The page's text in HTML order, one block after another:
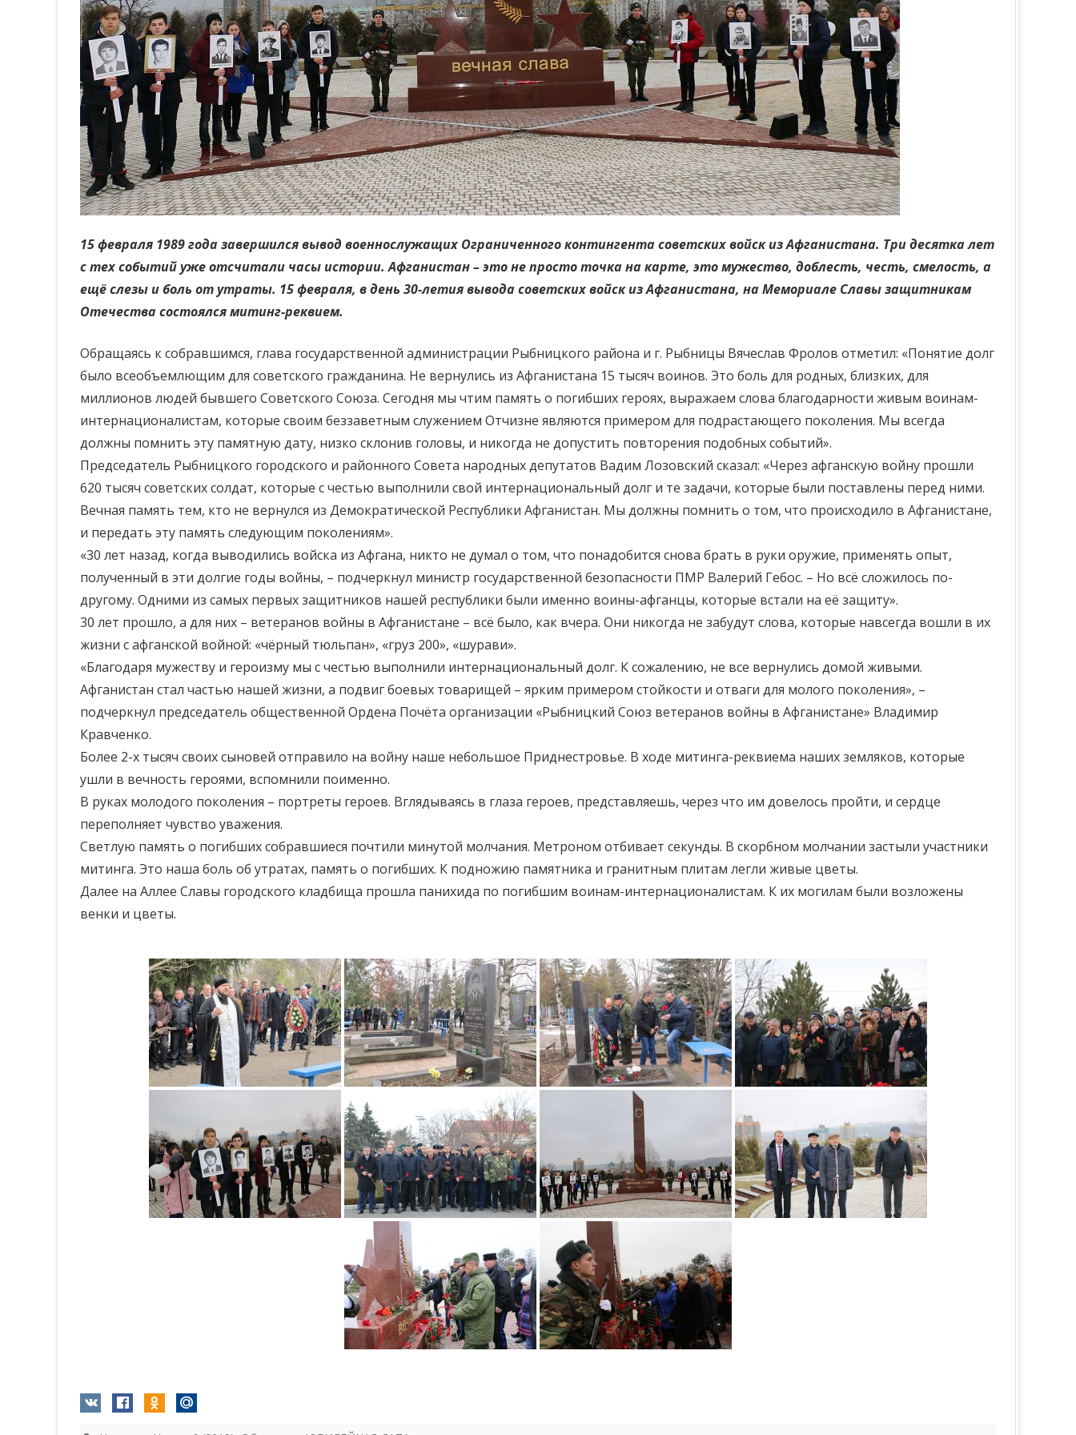
15 февраля 1989 года завершился вывод военнослужащих Ограниченного контингента советских войск из Афганистана. Три десятка лет
с тех событий уже отсчитали часы истории. Афганистан – это не просто точка на карте, это мужество, доблесть, честь, смелость, а
ещё слезы и боль от утраты. 15 февраля, в день 30-летия вывода советских войск из Афганистана, на Мемориале Славы защитникам
Отечества состоялся митинг-реквием.
Обращаясь к собравшимся, глава государственной администрации Рыбницкого района и г. Рыбницы Вячеслав Фролов отметил: «Понятие долг
было всеобъемлющим для советского гражданина. Не вернулись из Афганистана 15 тысяч воинов. Это боль для родных, близких, для
миллионов людей бывшего Советского Союза. Сегодня мы чтим память о погибших героях, выражаем слова благодарности живым воинам-
интернационалистам, которые своим беззаветным служением Отчизне являются примером для подрастающего поколения. Мы всегда
должны помнить эту памятную дату, низко склонив головы, и никогда не допустить повторения подобных событий».
Председатель Рыбницкого городского и районного Совета народных депутатов Вадим Лозовский сказал: «Через афганскую войну прошли
620 тысяч советских солдат, которые с честью выполнили свой интернациональный долг и те задачи, которые были поставлены перед ними.
Вечная память тем, кто не вернулся из Демократической Республики Афганистан. Мы должны помнить о том, что происходило в Афганистане,
и передать эту память следующим поколениям».
«30 лет назад, когда выводились войска из Афгана, никто не думал о том, что понадобится снова брать в руки оружие, применять опыт,
полученный в эти долгие годы войны, – подчеркнул министр государственной безопасности ПМР Валерий Гебос. – Но всё сложилось по-
другому. Одними из самых первых защитников нашей республики были именно воины-афганцы, которые встали на её защиту».
30 лет прошло, а для них – ветеранов войны в Афганистане – всё было, как вчера. Они никогда не забудут слова, которые навсегда вошли в их
жизни с афганской войной: «чёрный тюльпан», «груз 200», «шурави».
«Благодаря мужеству и героизму мы с честью выполнили интернациональный долг. К сожалению, не все вернулись домой живыми.
Афганистан стал частью нашей жизни, а подвиг боевых товарищей – ярким примером стойкости и отваги для молого поколения», –
подчеркнул председатель общественной Ордена Почёта организации «Рыбницкий Союз ветеранов войны в Афганистане» Владимир
Кравченко.
Более 2-х тысяч своих сыновей отправило на войну наше небольшое Приднестровье. В ходе митинга-реквиема наших земляков, которые
ушли в вечность героями, вспомнили поименно.
В руках молодого поколения – портреты героев. Вглядываясь в глаза героев, представляешь, через что им довелось пройти, и сердце
переполняет чувство уважения.
Светлую память о погибших собравшиеся почтили минутой молчания. Метроном отбивает секунды. В скорбном молчании застыли участники
митинга. Это наша боль об утратах, память о погибших. К подножию памятника и гранитным плитам легли живые цветы.
Далее на Аллее Славы городского кладбища прошла панихида по погибшим воинам-интернационалистам. К их могилам были возложены
венки и цветы.